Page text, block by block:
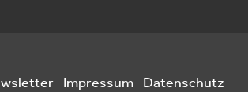
Impressum Datenschutz